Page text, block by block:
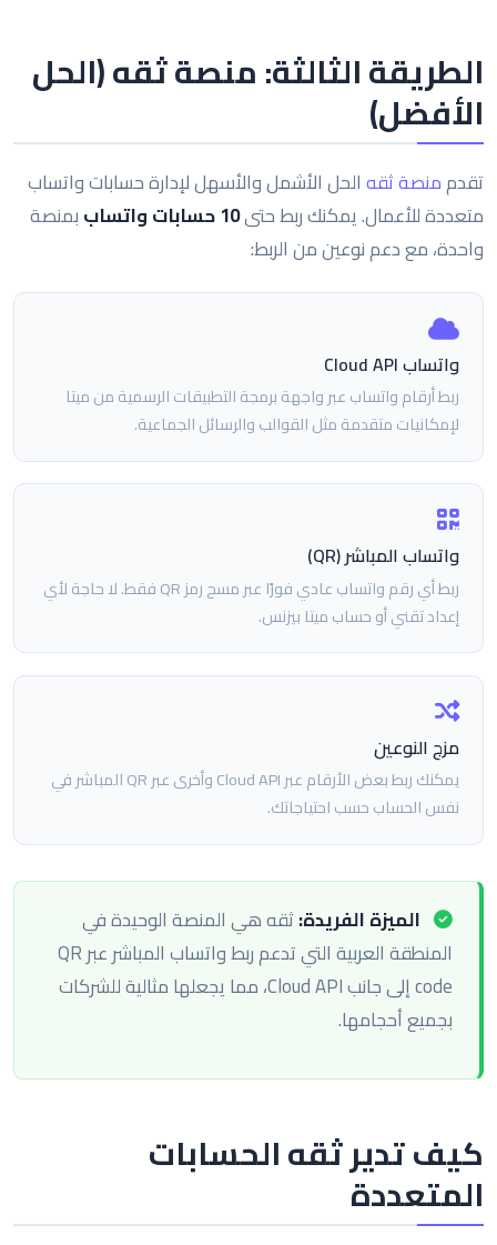
الطريقة الثالثة: منصة ثقه (الحل
الأفضل)
تقدممنصة ثقهالحل الأشمل والأسهل لإدارة حسابات واتساب
متعددة للأعمال. يمكنك ربط حتى10 حسابات واتساب
بمنصة
واحدة، مع دعم نوعين من الربط:
واتساب Cloud API
ربط أرقام واتساب عبر واجهة برمجة التطبيقات الرسمية من ميتا
لإمكانيات متقدمة مثل القوالب والرسائل الجماعية.
واتساب المباشر (QR)
ربط أي رقم واتساب عادي فورًا عبر مسح رمز QR فقط. لا حاجة لأي
إعداد تقني أو حساب ميتا بيزنس.
مزج النوعين
يمكنك ربط بعض الأرقام عبر Cloud API وأخرى عبر QR المباشر في
نفس الحساب حسب احتياجاتك.
الميزة الفريدة:ثقه هي المنصة الوحيدة في
المنطقة العربية التي تدعم ربط واتساب المباشر عبر QR
code إلى جانب Cloud API، مما يجعلها مثالية للشركات
بجميع أحجامها.
كيف تدير ثقه الحسابات
المتعددة